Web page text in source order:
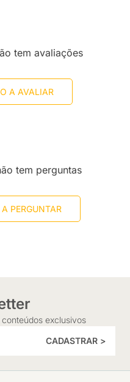
tem avaliações
A AVALIAR
tem perguntas
PERGUNTAR
exclusivos
CADASTRAR >